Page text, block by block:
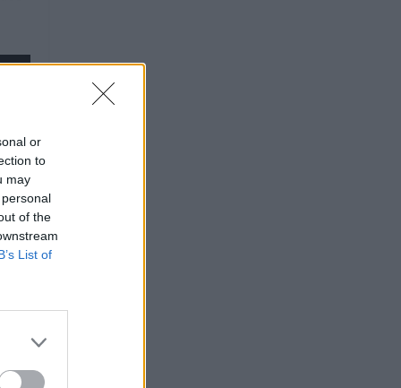
or
to
may
of the
List of